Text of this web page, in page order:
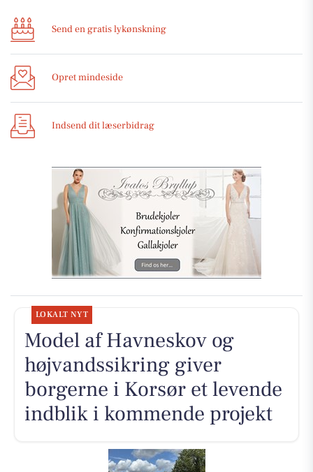
Send en gratis lykønskning
Opret mindeside
Indsend dit læserbidrag
LOKALT NYT
Model af Havneskov og
højvandssikring giver
borgerne i Korsør et levende
indblik i kommende projekt